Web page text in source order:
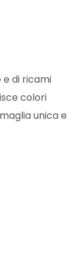
di ricami
colori
unica e